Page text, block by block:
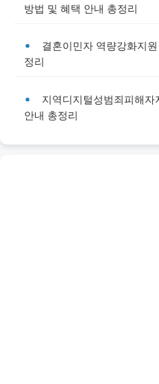
방법 및 혜택 안내 총정리
결혼이민자 역량강화지
정리
지역디지털성범죄피해
안내 총정리